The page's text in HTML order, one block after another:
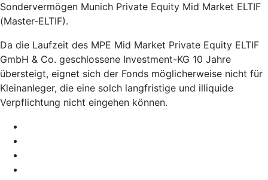
Sondervermögen Munich Private Equity Mid Market ELTIF
(Master-ELTIF).
Da die Laufzeit des MPE Mid Market Private Equity ELTIF
GmbH & Co. geschlossene Investment-KG 10 Jahre
übersteigt, eignet sich der Fonds möglicherweise nicht für
Kleinanleger, die eine solch langfristige und illiquide
Verpflichtung nicht eingehen können.